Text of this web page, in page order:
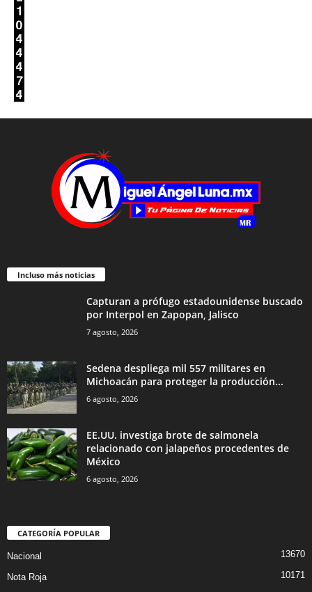
Incluso más noticias
Capturan a prófugo estadounidense buscado
por Interpol en Zapopan, Jalisco
7 agosto, 2026
Sedena despliega mil 557 militares en
Michoacán para proteger la producción...
6 agosto, 2026
EE.UU. investiga brote de salmonela
relacionado con jalapeños procedentes de
México
6 agosto, 2026
CATEGORÍA POPULAR
Nacional 13670
Nota Roja
10171